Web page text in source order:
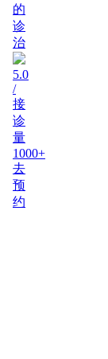
的
诊
治
5.0
/
接
诊
量
1000+
去
预
约